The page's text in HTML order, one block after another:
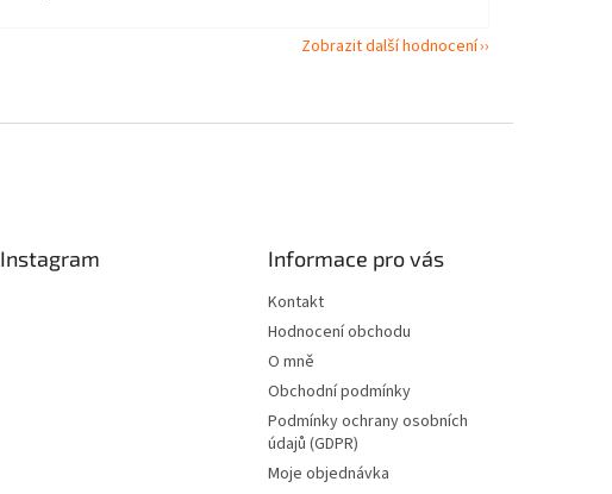
Zobrazit další hodnocení
Instagram Informace pro vás
Kontakt
Hodnocení obchodu
O mně
Obchodní podmínky
Podmínky ochrany osobních
údajů (GDPR)
Moje objednávka